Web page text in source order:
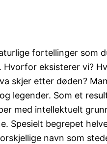
fortellinger som
eksisterer vi?
skjer etter døden?
legender. Som et
med intellektuelt
Spesielt begrepet
navn som